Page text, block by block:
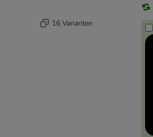
16 Varianten